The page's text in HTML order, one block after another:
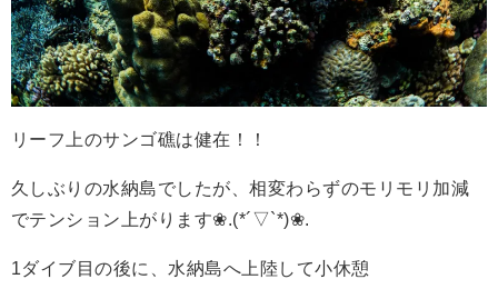
リーフ上のサンゴ礁は健在！！
久しぶりの水納島でしたが、相変わらずのモリモリ加減
でテンション上がります❀.(*´▽`*)❀.
1ダイブ目の後に、水納島へ上陸して小休憩